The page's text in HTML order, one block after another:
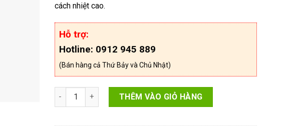
cách nhiệt cao.
Hỗ trợ:
Hotline: 0912 945 889
(Bán hàng cả Thứ Bảy và Chủ Nhật)
Gạch chịu lửa Samot B (H1-KT230X115X65MM) H13KT230X115X65/
THÊM VÀO GIỎ HÀNG